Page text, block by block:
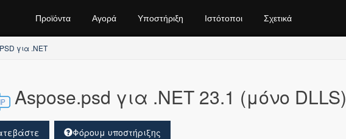
Προϊόντα Αγορά Υποστήριξη Ιστότοποι Σχετικά
για .NET
Aspose.psd για .NET 23.1 (μόνο DLLS)
Φόρουμ υποστήριξης